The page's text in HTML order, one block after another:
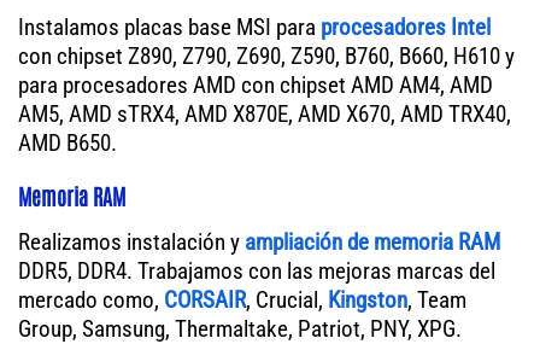
Instalamos placas base MSI para procesadores Intel
con chipset Z890, Z790, Z690, Z590, B760, B660, H610 y
para procesadores AMD con chipset AMD AM4, AMD
AM5, AMD sTRX4, AMD X870E, AMD X670, AMD TRX40,
AMD B650.
Memoria RAM
Realizamos instalación y ampliación de memoria RAM
DDR5, DDR4. Trabajamos con las mejoras marcas del
mercado como, CORSAIR, Crucial, Kingston, Team
Group, Samsung, Thermaltake, Patriot, PNY, XPG.